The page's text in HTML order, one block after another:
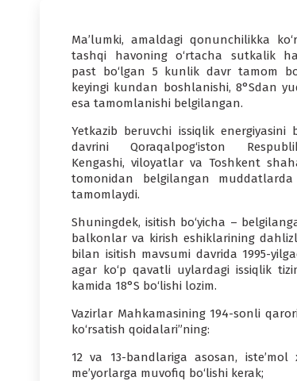
Ma’lumki, amaldagi qonunchilikka
tashqi havoning o‘rtacha sutkalik
past bo‘lgan 5 kunlik davr tamom
keyingi kundan boshlanishi, 8°Sdan
esa tamomlanishi belgilangan.
Yetkazib beruvchi issiqlik energiyasini
davrini Qoraqalpog‘iston
Kengashi, viloyatlar va Toshkent
tomonidan belgilangan
tamomlaydi.
Shuningdek, isitish bo‘yicha –
balkonlar va kirish eshiklarining
bilan isitish mavsumi davrida 1995-
agar ko‘p qavatli uylardagi issiqlik
kamida 18°S bo‘lishi lozim.
Vazirlar Mahkamasining 194-sonli
ko‘rsatish qoidalari”ning:
12 va 13-bandlariga asosan,
me’yorlarga muvofiq bo‘lishi kerak;